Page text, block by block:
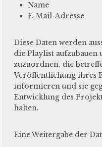
Name
E-Mail-Adresse
Diese Daten werden
die Playlist
zuzuordnen, die
Veröffentlichung ihres
informieren und sie
Entwicklung des
halten.
Eine Weitergabe der